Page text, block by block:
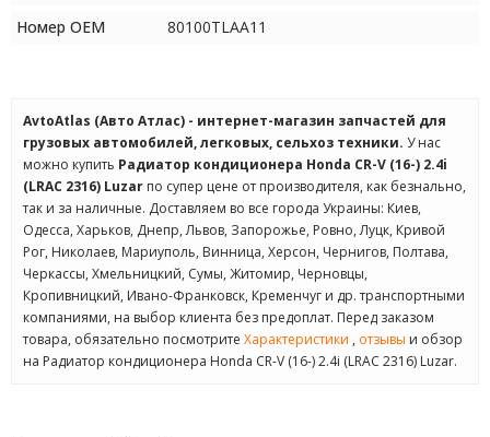
Номер OEM
80100TLAA11
AvtoAtlas (Авто Атлас) - интернет-магазин запчастей для
грузовых автомобилей, легковых, сельхоз техники. У нас
можно купить Радиатор кондиционера Honda CR-V (16-) 2.4i
(LRAC 2316) Luzar по супер цене от производителя, как безнально,
так и за наличные. Доставляем во все города Украины: Киев,
Одесса, Харьков, Днепр, Львов, Запорожье, Ровно, Луцк, Кривой
Рог, Николаев, Мариуполь, Винница, Херсон, Чернигов, Полтава,
Черкассы, Хмельницкий, Сумы, Житомир, Черновцы,
Кропивницкий, Ивано-Франковск, Кременчуг и др. транспортными
компаниями, на выбор клиента без предоплат. Перед заказом
товара, обязательно посмотрите Характеристики , отзывы и обзор
на Радиатор кондиционера Honda CR-V (16-) 2.4i (LRAC 2316) Luzar.